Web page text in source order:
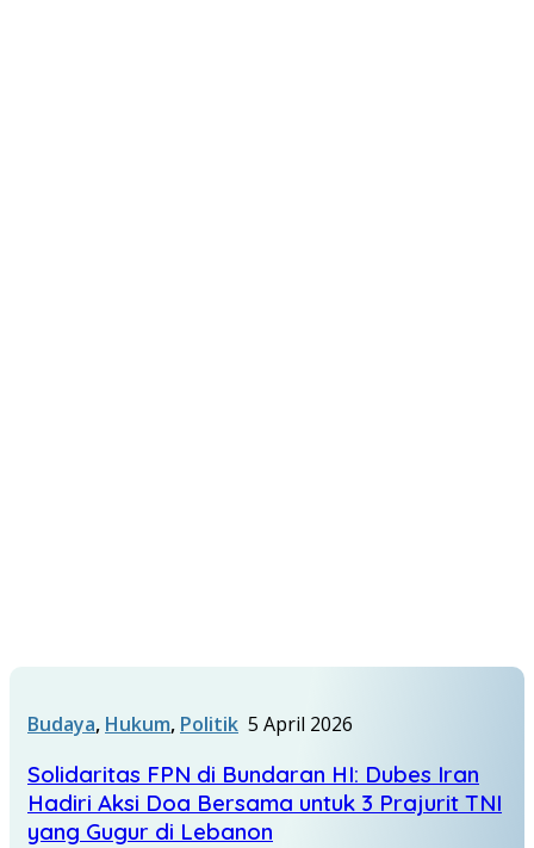
Budaya, Hukum, Politik 5 April 2026
Solidaritas FPN di Bundaran HI: Dubes Iran
Hadiri Aksi Doa Bersama untuk 3 Prajurit TNI
yang Gugur di Lebanon